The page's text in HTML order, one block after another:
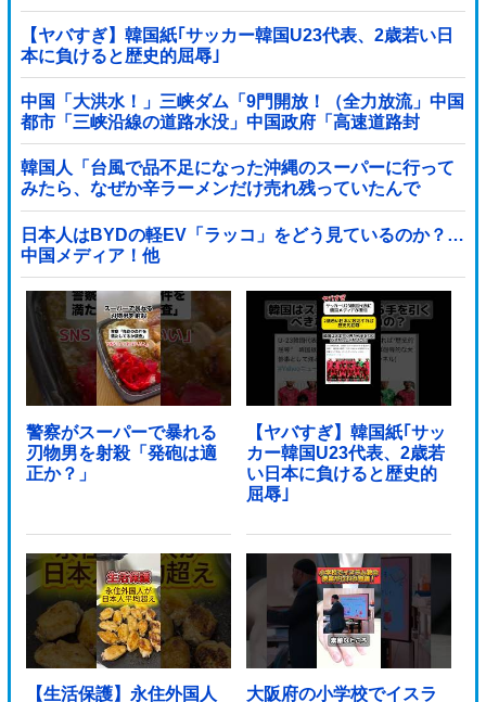
【ヤバすぎ】韓国紙｢サッカー韓国U23代表、2歳若い日
本に負けると歴史的屈辱｣
中国「大洪水！」三峡ダム「9門開放！（全力放流」中国
都市「三峡沿線の道路水没」中国政府「高速道路封
鎖！」中国ダム「緊急放流に合わせて開門（土砂崩れ発
生」→
韓国人「台風で品不足になった沖縄のスーパーに行って
みたら、なぜか辛ラーメンだけ売れ残っていたんで
す…」
日本人はBYDの軽EV「ラッコ」をどう見ているのか？…
中国メディア！他
警察がスーパーで暴れる
刃物男を射殺「発砲は適
正か？」
【ヤバすぎ】韓国紙｢サッ
カー韓国U23代表、2歳若
い日本に負けると歴史的
屈辱｣
【生活保護】永住外国人 大阪府の小学校でイスラ